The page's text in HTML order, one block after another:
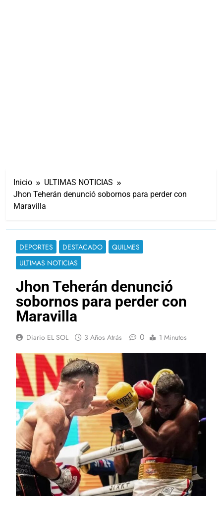
Inicio
ULTIMAS NOTICIAS
Jhon Teherán denunció sobornos para perder con
Maravilla
DEPORTES DESTACADO
QUILMES
ULTIMAS NOTICIAS
Jhon Teherán denunció
sobornos para perder con
Maravilla
Diario EL SOL 3 Años Atrás 0 1 Minutos